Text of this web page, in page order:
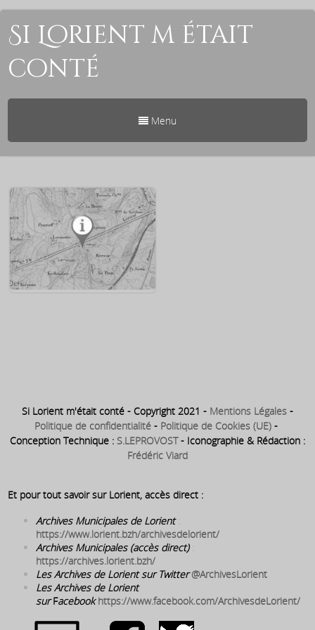
Si Lorient m était
conté
Menu
Si Lorient m'était conté - Copyright 2021 - Mentions Légales -
Politique de confidentialité - Politique de Cookies (UE) -
Conception Technique : S.LEPROVOST- Iconographie & Rédaction :
Frédéric Viard
Et pour tout savoir sur Lorient, accès direct :
Archives Municipales de Lorient
https://www.lorient.bzh/archivesdelorient/
Archives Municipales (accès direct):
https://archives.lorient.bzh/
Les Archives de Lorient sur Twitter @ArchivesLorient
Les Archives de Lorient
sur Facebook https://www.facebook.com/ArchivesdeLorient/